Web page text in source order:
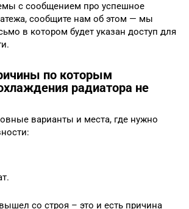
с сообщением про успешное
сообщите нам об этом — мы
в котором будет указан доступ для
по которым
радиатора не
варианты и места, где нужно
со строя – это и есть причина